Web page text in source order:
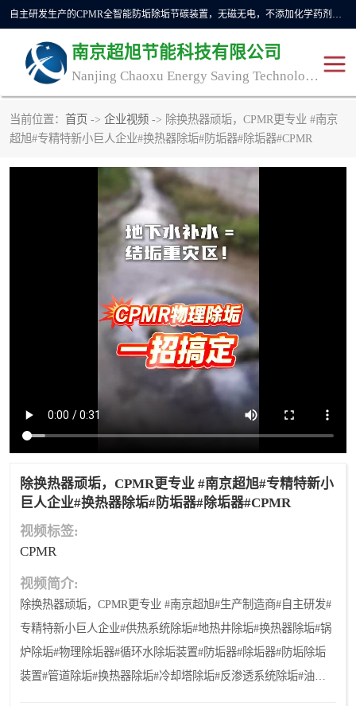
自主研发生产的CPMR全智能防垢除垢节碳装置，无磁无电，不添加化学药剂，*了国内纯物理除垢技术领域空白，其性能处于国际领先水平。广泛应用于石油炼化、钢铁冶炼、电力、煤矿、化工、供暖、压铸、汽车制造、涉水家电等行业。
南京超旭节能科技有限公司
Nanjing Chaoxu Energy Saving Technology Co., Ltd
当前位置： 首页 -> 企业视频 -> 除换热器顽垢，CPMR更专业 #南京
超旭#专精特新小巨人企业#换热器除垢#防垢器#除垢器#CPMR
除换热器顽垢，CPMR更专业 #南京超旭#专精特新小
巨人企业#换热器除垢#防垢器#除垢器#CPMR
视频标签:
CPMR
视频简介:
除换热器顽垢，CPMR更专业 #南京超旭#生产制造商#自主研发#
专精特新小巨人企业#供热系统除垢#地热井除垢#换热器除垢#锅
炉除垢#物理除垢器#循环水除垢装置#防垢器#除垢器#防垢除垢
装置#管道除垢#换热器除垢#冷却塔除垢#反渗透系统除垢#油田
CPMR CPMR全智能防垢除垢节
碳装置
CPMR油田井下防垢防蜡 物理防垢器生产制造商
防蜡除蜡
锅炉除垢
CPMR商用防垢器/家用防
垢器
清碳燃油催化器